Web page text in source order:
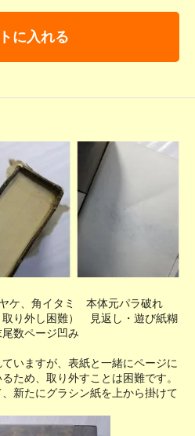
に入れる
、角イタミ 本体元パラ破れ
取り外し困難） 見返し・遊び紙糊
数ページ凹み
いますが、表紙と一緒にページに
ため、取り外すことは困難です。
新たにグラシン紙を上から掛けて